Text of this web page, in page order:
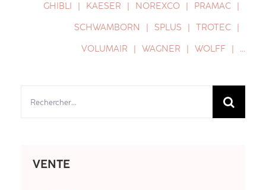
GHIBLI
KAESER NOREXCO
PRAMAC
SCHWAMBORN
SPLUS
TROTEC
VOLUMAIR
WAGNER WOLFF …
VENTE